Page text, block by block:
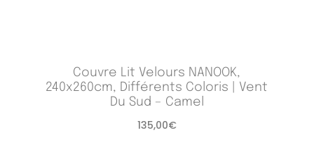
Couvre Lit Velours NANOOK,
240x260cm, Différents Coloris | Vent
Du Sud – Camel
135,00€